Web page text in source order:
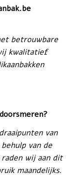
betrouwbare
kwalitatief
van
van de
wij aan dit
maandelijks.